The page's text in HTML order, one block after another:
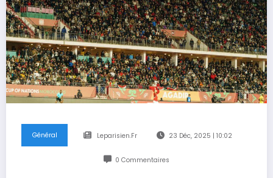
Général Leparisien.fr 23 Déc, 2025 | 10:02
0 Commentaires